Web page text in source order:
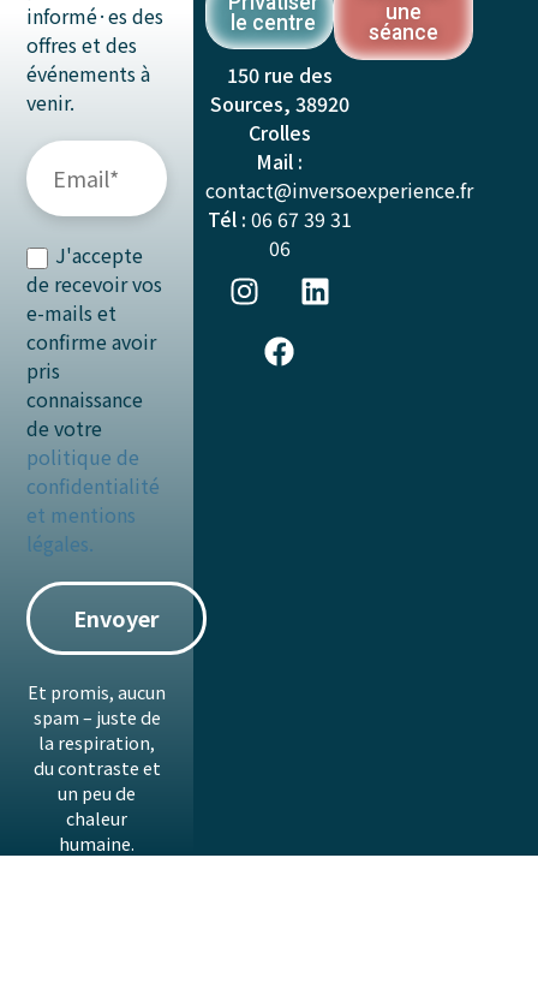
informé·es des
offres et des
événements à
venir.
J'accepte
de recevoir vos
e-mails et
confirme avoir
pris
connaissance
de votre
politique de
confidentialité
et mentions
légales.
Et promis, aucun
spam – juste de
la respiration,
du contraste et
un peu de
chaleur
humaine.
le centre
une
séance
150 rue des
Sources, 38920
Crolles
Mail :
contact@inversoexperience.fr
Tél : 06 67 39 31
06